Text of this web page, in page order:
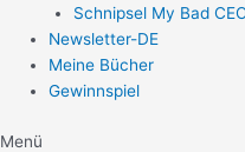
Schnipsel My Bad
Newsletter-DE
Meine Bücher
Gewinnspiel
Menü